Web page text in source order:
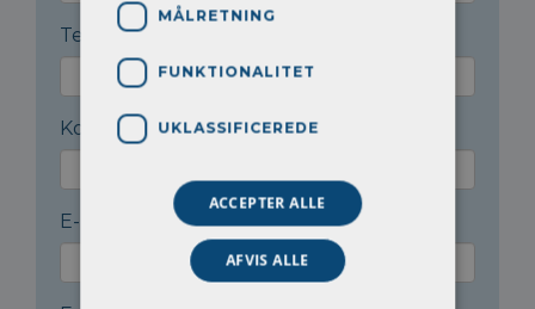
Telefon*
Kontaktperson*
E-mail til kontaktperson*
MÅLRETNING
FUNKTIONALITET
UKLASSIFICEREDE
ACCEPTER ALLE
AFVIS ALLE